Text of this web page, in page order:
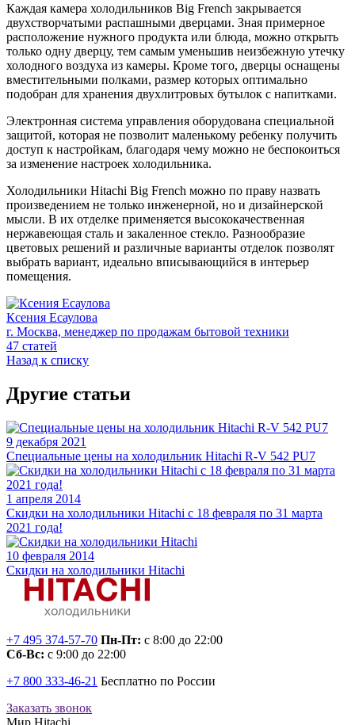
Каждая камера холодильников Big French закрывается
двухстворчатыми распашными дверцами. Зная примерное
расположение нужного продукта или блюда, можно открыть
только одну дверцу, тем самым уменьшив неизбежную утечку
холодного воздуха из камеры. Кроме того, дверцы оснащены
вместительными полками, размер которых оптимально
подобран для хранения двухлитровых бутылок с напитками.
Электронная система управления оборудована специальной
защитой, которая не позволит маленькому ребенку получить
доступ к настройкам, благодаря чему можно не беспокоиться
за изменение настроек холодильника.
Холодильники Hitachi Big French можно по праву назвать
произведением не только инженерной, но и дизайнерской
мысли. В их отделке применяется высококачественная
нержавеющая сталь и закаленное стекло. Разнообразие
цветовых решений и различные варианты отделок позволят
выбрать вариант, идеально вписывающийся в интерьер
помещения.
Ксения Есаулова
г. Москва, менеджер по продажам бытовой техники
47 статей
Назад к списку
Другие статьи
9 декабря 2021
Специальные цены на холодильник Hitachi R-V 542 PU7
1 апреля 2014
Скидки на холодильники Hitachi c 18 февраля по 31 марта
2021 года!
10 февраля 2014
Скидки на холодильники Hitachi
+7 495 374-57-70 Пн-Пт: с 8:00 до 22:00
Сб-Вс: с 9:00 до 22:00
+7 800 333-46-21 Бесплатно по России
Заказать звонок
Мир Hitachi